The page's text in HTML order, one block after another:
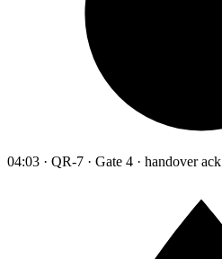
04:03 · QR-7 · Gate 4 · handover ack